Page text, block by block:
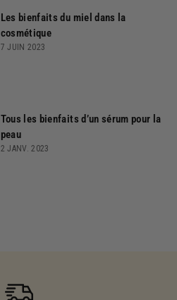
Les bienfaits du miel dans la
cosmétique
7 JUIN 2023
Tous les bienfaits d’un sérum pour la
peau
2 JANV. 2023